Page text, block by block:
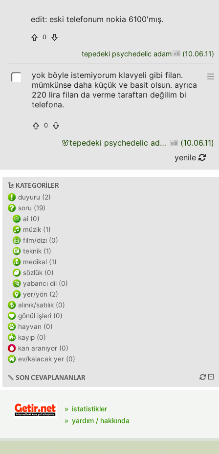
edit: eski telefonum nokia 6100'mış.
0
tepedeki psychedelic adam (10.06.11)
yok böyle istemiyorum klavyeli gibi filan.
mümkünse daha küçük ve basit olsun. ayrıca
220 lira filan da verme taraftarı değilim bi
telefona.
0
🌸 tepedeki psychedelic adam (10.06.11)
yenile
KATEGORILER
duyuru (2)
soru (19)
ai (0)
müzik (1)
film/dizi (0)
teknik (1)
medikal (1)
sözlük (0)
yabancı dil (0)
yer/yön (2)
alınık/satılık (0)
gönül işleri (0)
hayvan (0)
kayıp (0)
kan aranıyor (0)
ev/kalacak yer (0)
SON CEVAPLANANLAR
istatistikler
yardım / hakkında